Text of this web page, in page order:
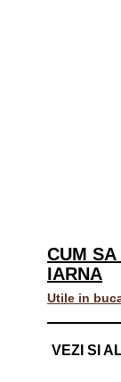
CUM SA
IARNA
Utile in
VEZI SI